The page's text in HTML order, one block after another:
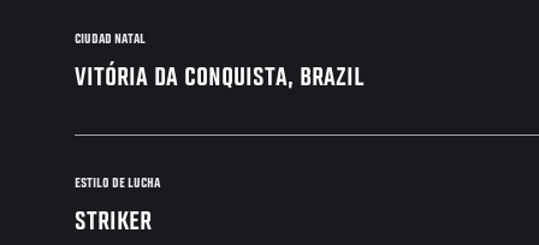
CIUDAD NATAL
VITÓRIA DA CONQUISTA, BRAZIL
ESTILO DE LUCHA
STRIKER